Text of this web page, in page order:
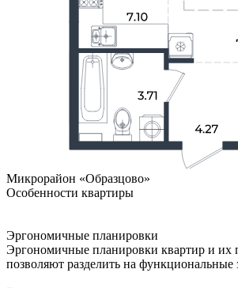
Микрорайон «Образцово»
Особенности квартиры
Эргономичные планировки
Эргономичные планировки квартир и
позволяют разделить на функциональные